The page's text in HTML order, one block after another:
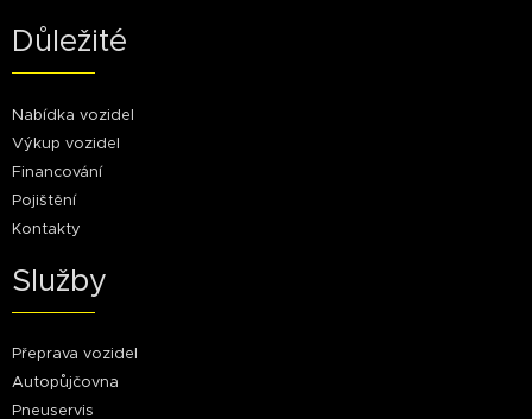
Důležité
Nabídka vozidel
Výkup vozidel
Financování
Pojištění
Kontakty
Služby
Přeprava vozidel
Autopůjčovna
Pneuservis